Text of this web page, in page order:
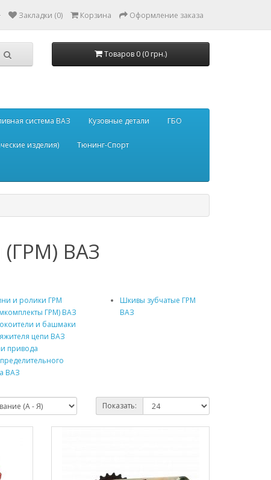
Закладки (0) Корзина Оформление заказа
Товаров 0 (0 грн.)
система ВАЗ Кузовные детали ГБО
изделия) Тюнинг-Спорт
(ГРМ) ВАЗ
и ролики ГРМ
ГРМ) ВАЗ
и башмаки
цепи ВАЗ
привода
ВАЗ
Шкивы зубчатые ГРМ
ВАЗ
Показать: